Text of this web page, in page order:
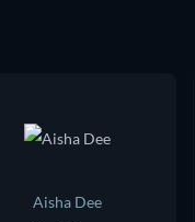
Aisha Dee